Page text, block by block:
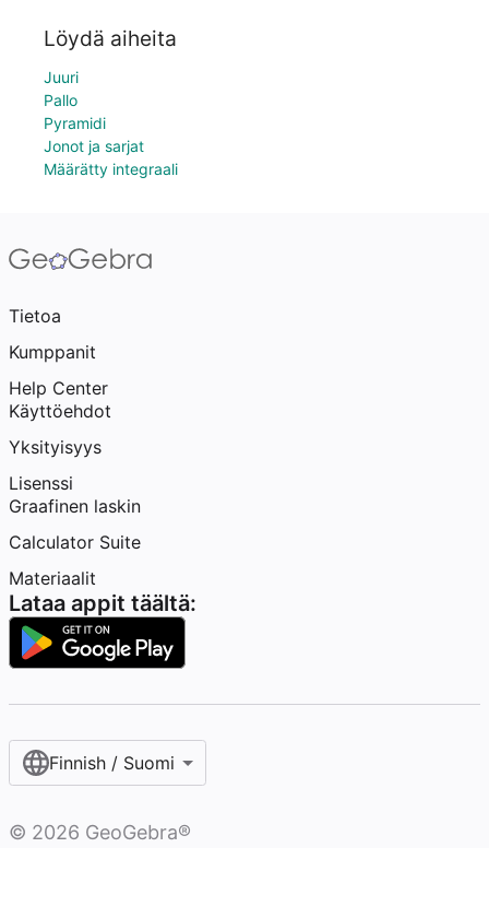
Löydä aiheita
Juuri
Pallo
Pyramidi
Jonot ja sarjat
Määrätty integraali
Tietoa
Kumppanit
Help Center
Käyttöehdot
Yksityisyys
Lisenssi
Graafinen laskin
Calculator Suite
Materiaalit
Lataa appit täältä:
Finnish / Suomi‎
© 2026 GeoGebra®